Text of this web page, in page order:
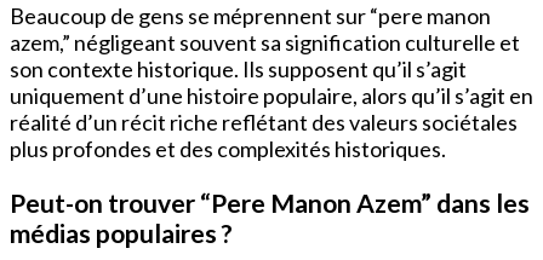
Beaucoup de gens se méprennent sur “pere manon
azem,” négligeant souvent sa signification culturelle et
son contexte historique. Ils supposent qu’il s’agit
uniquement d’une histoire populaire, alors qu’il s’agit en
réalité d’un récit riche reflétant des valeurs sociétales
plus profondes et des complexités historiques.
Peut-on trouver “Pere Manon Azem” dans les
médias populaires ?